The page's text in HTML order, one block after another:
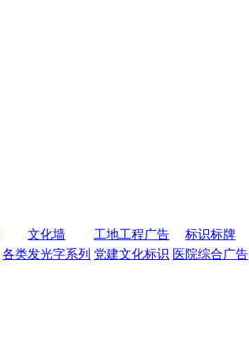
文化墙 工地工程广告 标识标牌
各类发光字系列 党建文化标识 医院综合广告